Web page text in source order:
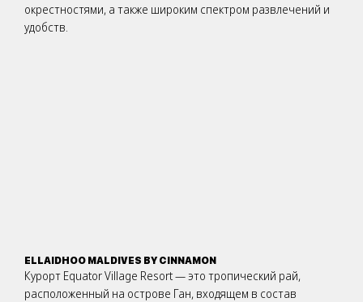
окрестностями, а также широким спектром развлечений и
удобств.
ELLAIDHOO MALDIVES BY CINNAMON
Курорт Equator Village Resort — это тропический рай,
расположенный на острове Ган, входящем в состав